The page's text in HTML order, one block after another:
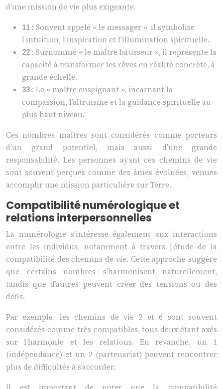
d’une mission de vie plus exigeante.
11 : Souvent appelé « le messager », il symbolise
l’intuition, l’inspiration et l’illumination spirituelle.
22 : Surnommé « le maître bâtisseur », il représente la
capacité à transformer les rêves en réalité concrète, à
grande échelle.
33 : Le « maître enseignant », incarnant la
compassion, l’altruisme et la guidance spirituelle au
plus haut niveau.
Ces nombres maîtres sont considérés comme porteurs
d’un grand potentiel, mais aussi d’une grande
responsabilité. Les personnes ayant ces chemins de vie
sont souvent perçues comme des âmes évoluées, venues
accomplir une mission particulière sur Terre.
Compatibilité numérologique et
relations interpersonnelles
La numérologie s’intéresse également aux interactions
entre les individus, notamment à travers l’étude de la
compatibilité des chemins de vie. Cette approche suggère
que certains nombres s’harmonisent naturellement,
tandis que d’autres peuvent créer des tensions ou des
défis.
Par exemple, les chemins de vie 2 et 6 sont souvent
considérés comme très compatibles, tous deux étant axés
sur l’harmonie et les relations. En revanche, un 1
(indépendance) et un 2 (partenariat) peuvent rencontrer
plus de difficultés à s’accorder.